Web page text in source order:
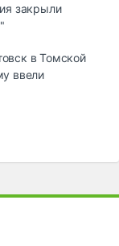
закрыли
в Томской
ввели